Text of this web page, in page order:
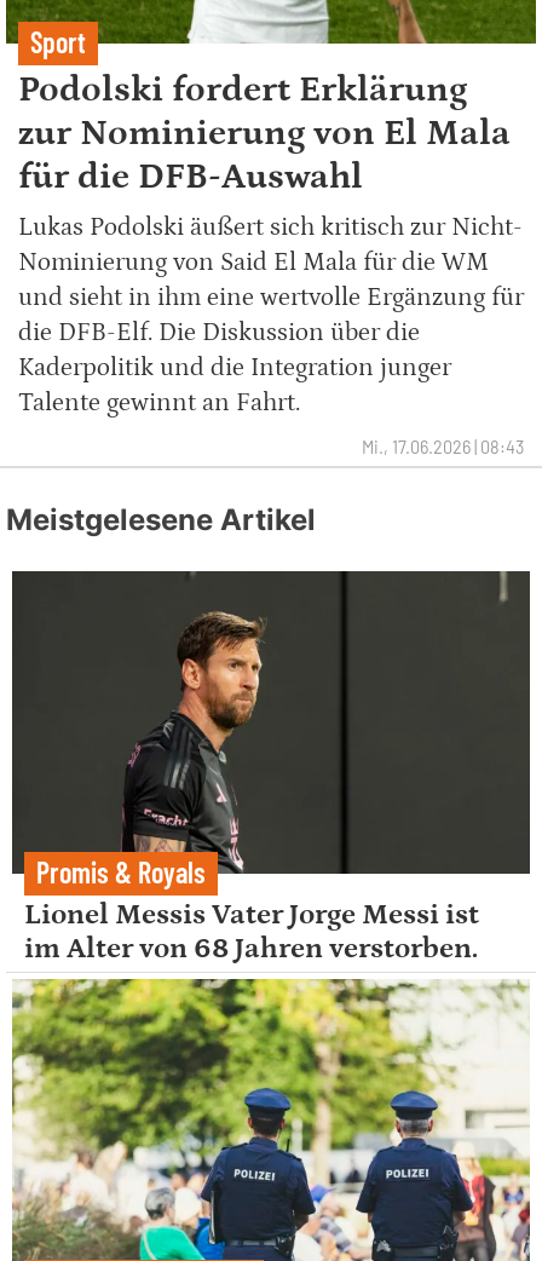
Sport
Podolski fordert Erklärung
zur Nominierung von El Mala
für die DFB-Auswahl
Lukas Podolski äußert sich kritisch zur Nicht-
Nominierung von Said El Mala für die WM
und sieht in ihm eine wertvolle Ergänzung für
die DFB-Elf. Die Diskussion über die
Kaderpolitik und die Integration junger
Talente gewinnt an Fahrt.
Mi., 17.06.2026 | 08:43
Meistgelesene Artikel
Promis & Royals
Lionel Messis Vater Jorge Messi ist
im Alter von 68 Jahren verstorben.